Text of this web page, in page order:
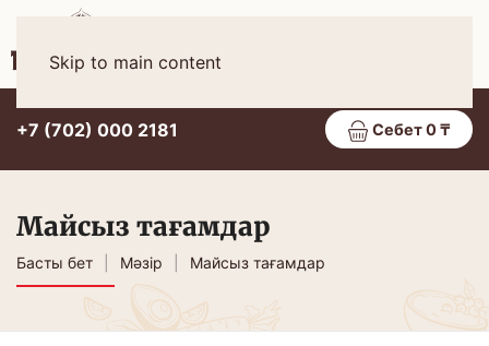
Skip to main content
+7 (702) 000 2181 Себет 0 ₸
Майсыз тағамдар
Басты бет Мәзір Майсыз тағамдар